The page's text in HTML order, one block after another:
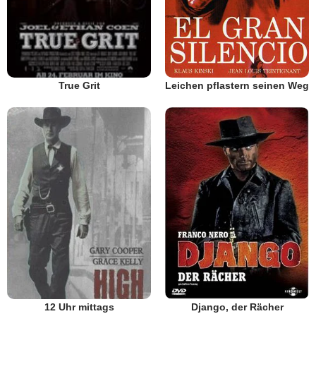
True Grit Leichen pflastern seinen Weg
12 Uhr mittags Django, der Rächer